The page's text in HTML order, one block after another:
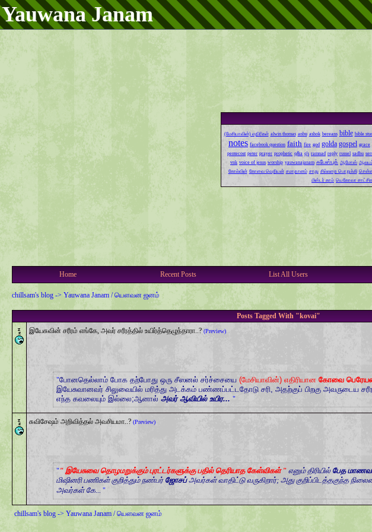
Yauwana Janam
(மேசியாவின்) எதிரிகள் alwin thomas anbu ashok bereans bible bible
notes facebook question faith fire god golda gospel grace
pentecost peter prayer prophetic q&a q's ramnad reply russel sadhu
vnk voice of jesus worship yauwanajanam ஃபேஸ்புக் ஆமோஸ்
கோல்வின் கோவை வெறியன் சமாதானம் சாது சில்லறை பொறுக்கி
மிஸ்டர் காம் யெகோவா
Home Recent Posts List All Users
chillsam's blog -> Yauwana Janam / யௌவன ஜனம்
Posts Tagged With "kovai"
இயேசுவின் சரீரம் எங்கே, அவர் சரீரத்தில் உயிர்த்தெழுந்தாரா..? (Preview)
போனதெல்லாம் போக தற்போது ஒரு சீஸனல் சர்ச்சையை (மேசியாவின்) எதிரியான கோவை
இயேசுவானவர் சிலுவையில் மரித்து அடக்கம் பண்ணப்பட்டதோடு சரி, அதற்குப் பிறகு அவருடைய
எந்த கவலையும் இல்லை;ஆனால் அவர் ஆவியில் உயிர...
சுவிசேஷம் அறிவித்தல் அவசியமா..? (Preview)
" இயேசுவை தொழமறுக்கும் புரட்டர்களுக்கு பதில் தெரியாத கேள்விகள் " எனும் திரியில் பேத
மிஷினரி பணிகள் குறித்தும் நண்பர் ஜோசப்அவர்கள் வாதிட்டு வருகிறார்; அது குறிப்பிடத்தகுந்த
அவர்கள் கே...
chillsam's blog -> Yauwana Janam / யௌவன ஜனம்